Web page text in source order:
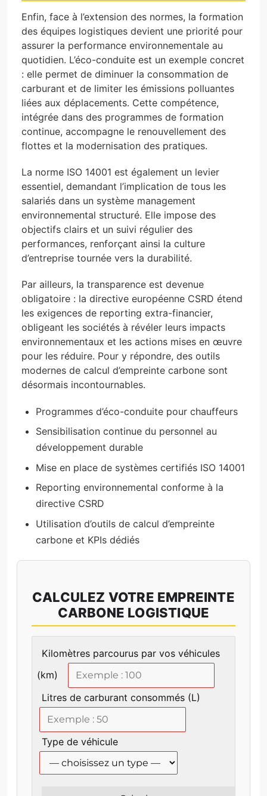
Enfin, face à l’extension des normes, la formation
des équipes logistiques devient une priorité pour
assurer la performance environnementale au
quotidien. L’éco-conduite est un exemple concret
: elle permet de diminuer la consommation de
carburant et de limiter les émissions polluantes
liées aux déplacements. Cette compétence,
intégrée dans des programmes de formation
continue, accompagne le renouvellement des
flottes et la modernisation des pratiques.
La norme ISO 14001 est également un levier
essentiel, demandant l’implication de tous les
salariés dans un système management
environnemental structuré. Elle impose des
objectifs clairs et un suivi régulier des
performances, renforçant ainsi la culture
d’entreprise tournée vers la durabilité.
Par ailleurs, la transparence est devenue
obligatoire : la directive européenne CSRD étend
les exigences de reporting extra-financier,
obligeant les sociétés à révéler leurs impacts
environnementaux et les actions mises en œuvre
pour les réduire. Pour y répondre, des outils
modernes de calcul d’empreinte carbone sont
désormais incontournables.
Programmes d’éco-conduite pour chauffeurs
Sensibilisation continue du personnel au
développement durable
Mise en place de systèmes certifiés ISO 14001
Reporting environnemental conforme à la
directive CSRD
Utilisation d’outils de calcul d’empreinte
carbone et KPIs dédiés
CALCULEZ VOTRE EMPREINTE
CARBONE LOGISTIQUE
Formulaire pour calculer les émissions estimées
Kilomètres parcourus par vos véhicules
(km)
Litres de carburant consommés (L)
Type de véhicule